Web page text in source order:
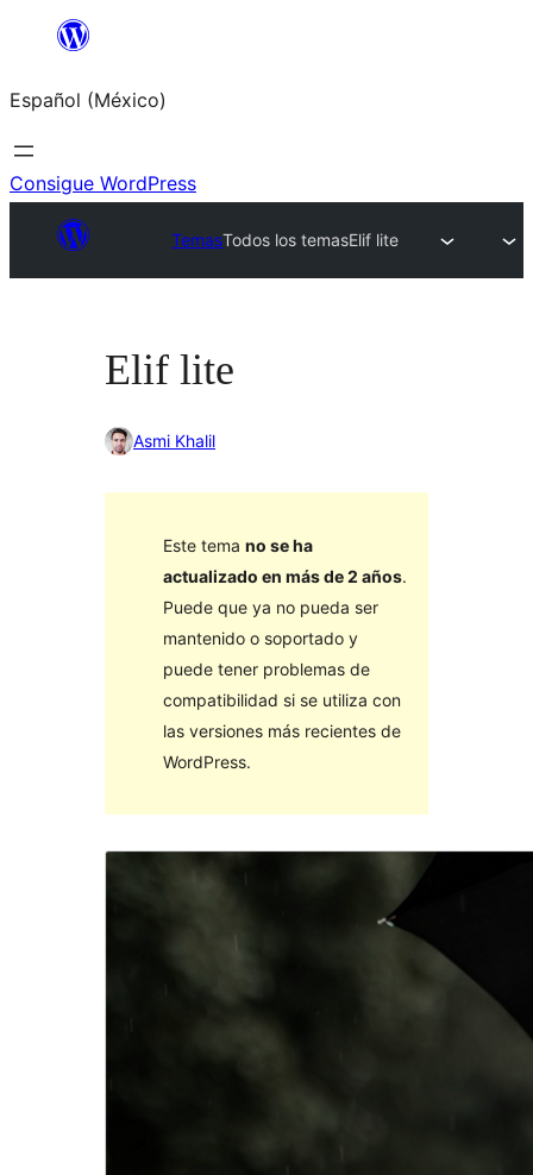
Saltar
contenido
Español (México)
Consigue WordPress
TemasTodos los temasElif lite
Elif lite
Asmi Khalil
Este tema no se ha
actualizado en más de 2 años.
Puede que ya no pueda ser
mantenido o soportado y
puede tener problemas de
compatibilidad si se utiliza con
las versiones más recientes de
WordPress.